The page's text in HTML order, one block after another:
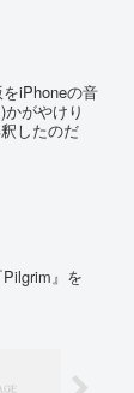
iPhoneの音
がやけり
したのだ
』を